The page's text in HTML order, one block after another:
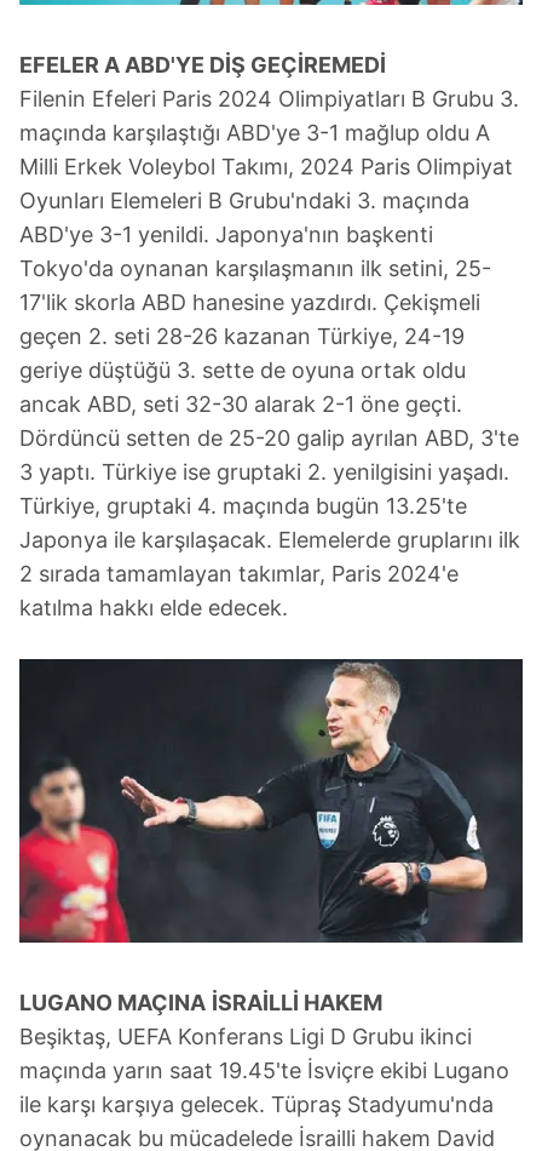
EFELER A ABD'YE DİŞ GEÇİREMEDİ
Filenin Efeleri Paris 2024 Olimpiyatları B Grubu 3.
maçında karşılaştığı ABD'ye 3-1 mağlup oldu A
Milli Erkek Voleybol Takımı, 2024 Paris Olimpiyat
Oyunları Elemeleri B Grubu'ndaki 3. maçında
ABD'ye 3-1 yenildi. Japonya'nın başkenti
Tokyo'da oynanan karşılaşmanın ilk setini, 25-
17'lik skorla ABD hanesine yazdırdı. Çekişmeli
geçen 2. seti 28-26 kazanan Türkiye, 24-19
geriye düştüğü 3. sette de oyuna ortak oldu
ancak ABD, seti 32-30 alarak 2-1 öne geçti.
Dördüncü setten de 25-20 galip ayrılan ABD, 3'te
3 yaptı. Türkiye ise gruptaki 2. yenilgisini yaşadı.
Türkiye, gruptaki 4. maçında bugün 13.25'te
Japonya ile karşılaşacak. Elemelerde gruplarını ilk
2 sırada tamamlayan takımlar, Paris 2024'e
katılma hakkı elde edecek.
LUGANO MAÇINA İSRAİLLİ HAKEM
Beşiktaş, UEFA Konferans Ligi D Grubu ikinci
maçında yarın saat 19.45'te İsviçre ekibi Lugano
ile karşı karşıya gelecek. Tüpraş Stadyumu'nda
oynanacak bu mücadelede İsrailli hakem David